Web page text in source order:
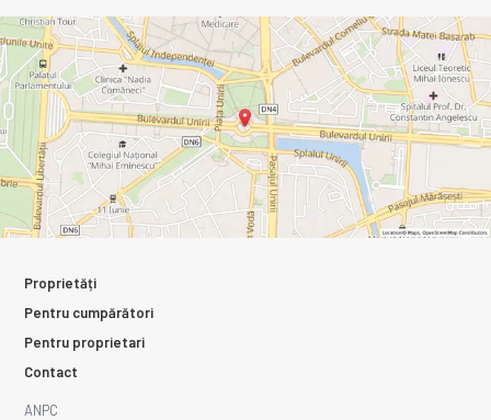
Proprietăți
Pentru cumpărători
Pentru proprietari
Contact
ANPC